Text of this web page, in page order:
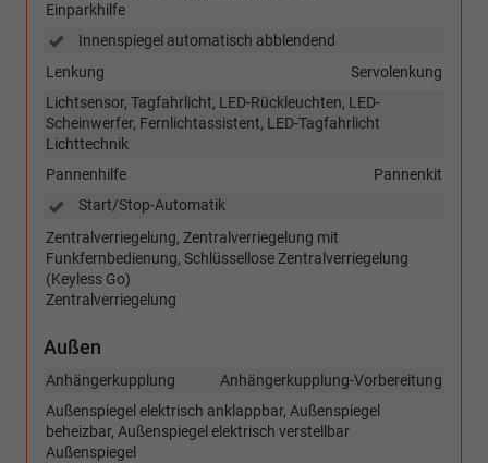
Einparkhilfe
Innenspiegel automatisch abblendend
Servolenkung
Lenkung
Lichtsensor, Tagfahrlicht, LED-Rückleuchten, LED-
Scheinwerfer, Fernlichtassistent, LED-Tagfahrlicht
Lichttechnik
Pannenkit
Pannenhilfe
Start/Stop-Automatik
Zentralverriegelung, Zentralverriegelung mit
Funkfernbedienung, Schlüssellose Zentralverriegelung
(Keyless Go)
Zentralverriegelung
Außen
Anhängerkupplung-Vorbereitung
Anhängerkupplung
Außenspiegel elektrisch anklappbar, Außenspiegel
beheizbar, Außenspiegel elektrisch verstellbar
Außenspiegel